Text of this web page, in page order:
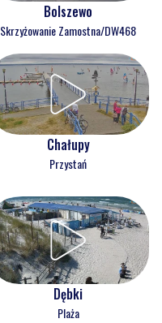
Bolszewo
Skrzyżowanie Zamostna/DW468
Chałupy
Przystań
Dębki
Plaża